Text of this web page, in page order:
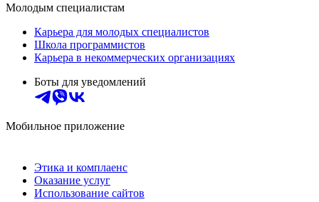
Молодым специалистам
Карьера для молодых специалистов
Школа программистов
Карьера в некоммерческих организациях
Боты для уведомлений
Мобильное приложение
Этика и комплаенс
Оказание услуг
Использование сайтов